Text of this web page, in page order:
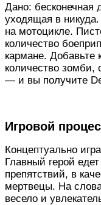
Дано: бесконечная
уходящая в
на мотоцикле.
количество
кармане. Добавьте
количество зомби,
— и вы получите
Игровой
Концептуально
Главный герой
препятствий, в
мертвецы. На
весело и